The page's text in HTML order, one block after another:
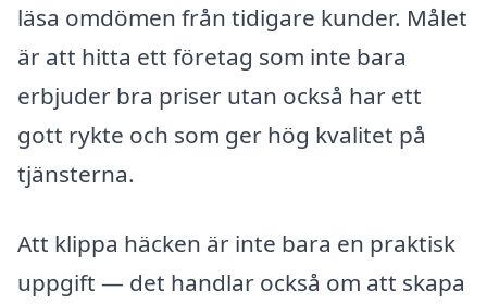
läsa omdömen från tidigare kunder. Målet
är att hitta ett företag som inte bara
erbjuder bra priser utan också har ett
gott rykte och som ger hög kvalitet på
tjänsterna.
Att klippa häcken är inte bara en praktisk
uppgift — det handlar också om att skapa